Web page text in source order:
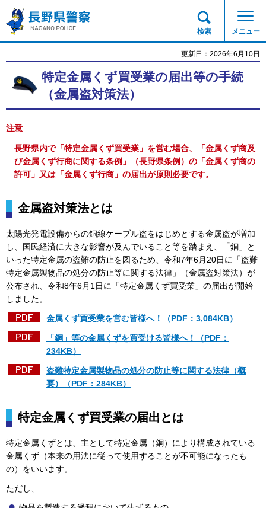
長野県警察
検索 メニュー
更新日：2026年6月10日
特定金属くず買受業の届出等の手続
（金属盗対策法）
注意
長野県内で「特定金属くず買受業」を営む場合、「金属くず商及
び金属くず行商に関する条例」（長野県条例）の「金属くず商の
許可」又は「金属くず行商」の届出が原則必要です。
金属盗対策法とは
太陽光発電設備からの銅線ケーブル盗をはじめとする金属盗が増加
し、国民経済に大きな影響が及んでいること等を踏まえ、「銅」と
いった特定金属の盗難の防止を図るため、令和7年6月20日に「盗難
特定金属製物品の処分の防止等に関する法律」（金属盗対策法）が
公布され、令和8年6月1日に「特定金属くず買受業」の届出が開始
しました。
金属くず買受業を営む皆様へ！（PDF：3,084KB）
「銅」等の金属くずを買受ける皆様へ！（PDF：
234KB）
盗難特定金属製物品の処分の防止等に関する法律（概
要）（PDF：284KB）
特定金属くず買受業の届出とは
特定金属くずとは、主として特定金属（銅）により構成されている
金属くず（本来の用法に従って使用することが不可能になったも
の）をいいます。
ただし、